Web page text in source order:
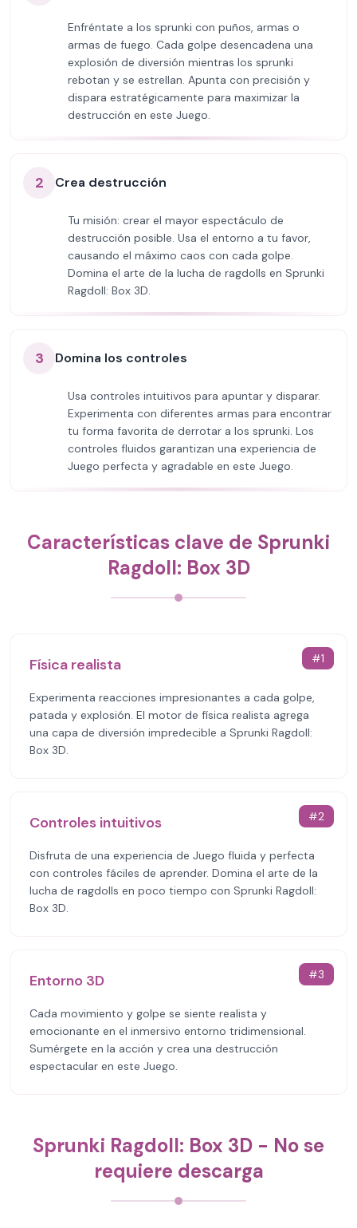
Enfréntate a los sprunki con puños, armas o
armas de fuego. Cada golpe desencadena una
explosión de diversión mientras los sprunki
rebotan y se estrellan. Apunta con precisión y
dispara estratégicamente para maximizar la
destrucción en este Juego.
2 Crea destrucción
Tu misión: crear el mayor espectáculo de
destrucción posible. Usa el entorno a tu favor,
causando el máximo caos con cada golpe.
Domina el arte de la lucha de ragdolls en Sprunki
Ragdoll: Box 3D.
3 Domina los controles
Usa controles intuitivos para apuntar y disparar.
Experimenta con diferentes armas para encontrar
tu forma favorita de derrotar a los sprunki. Los
controles fluidos garantizan una experiencia de
Juego perfecta y agradable en este Juego.
Características clave de Sprunki
Ragdoll: Box 3D
#1
Física realista
Experimenta reacciones impresionantes a cada golpe,
patada y explosión. El motor de física realista agrega
una capa de diversión impredecible a Sprunki Ragdoll:
Box 3D.
#2
Controles intuitivos
Disfruta de una experiencia de Juego fluida y perfecta
con controles fáciles de aprender. Domina el arte de la
lucha de ragdolls en poco tiempo con Sprunki Ragdoll:
Box 3D.
#3
Entorno 3D
Cada movimiento y golpe se siente realista y
emocionante en el inmersivo entorno tridimensional.
Sumérgete en la acción y crea una destrucción
espectacular en este Juego.
Sprunki Ragdoll: Box 3D - No se
requiere descarga